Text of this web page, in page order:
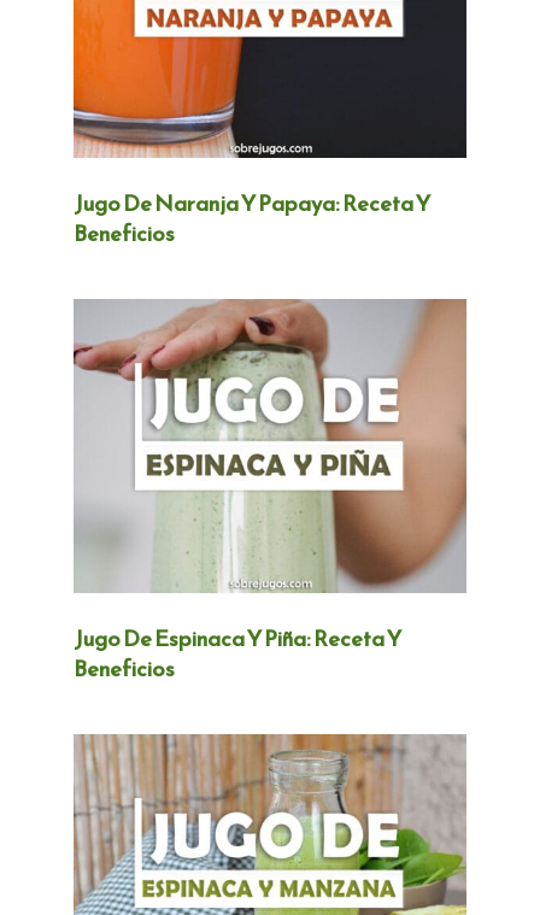
Jugo De Naranja Y Papaya: Receta Y
Beneficios
Jugo De Espinaca Y Piña: Receta Y
Beneficios